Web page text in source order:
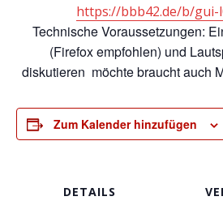
https://bbb42.de/b/
Technische Voraussetzungen:
(Firefox empfohlen) und
diskutieren möchte braucht auch
Zum Kalender hinzufügen
DETAILS